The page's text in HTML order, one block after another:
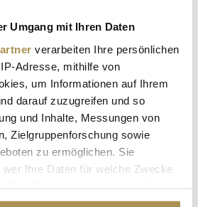
Umgang mit Ihren Daten
verarbeiten Ihre persönlichen
Adresse, mithilfe von
um Informationen auf Ihrem
darauf zuzugreifen und so
und Inhalte, Messungen von
Zielgruppenforschung sowie
zu ermöglichen. Sie
Ihre Daten für welche Zwecke
durch Klicken auf das Privacy